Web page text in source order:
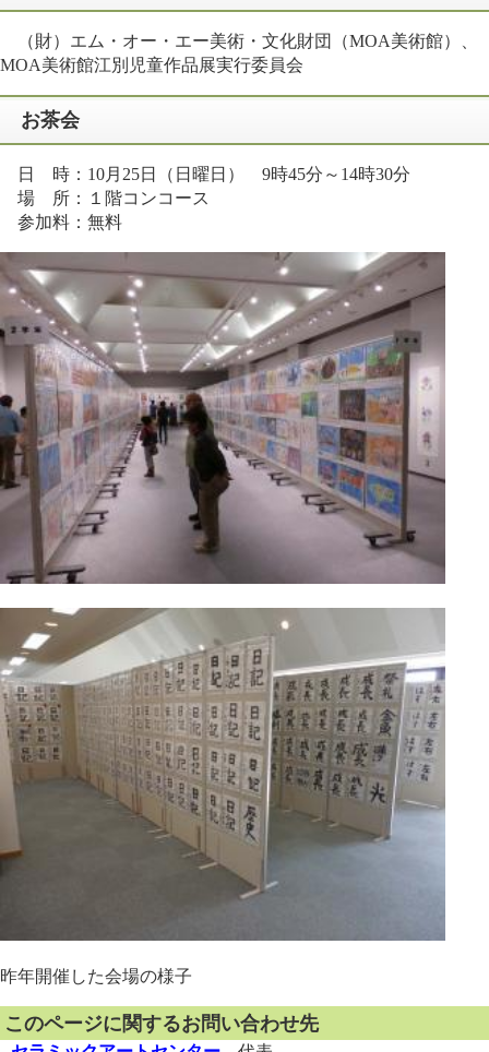
（財）エム・オー・エー美術・文化財団（MOA美術館）、
MOA美術館江別児童作品展実行委員会
お茶会
日 時：10月25日（日曜日） 9時45分～14時30分
場 所：１階コンコース
参加料：無料
昨年開催した会場の様子
このページに関するお問い合わせ先